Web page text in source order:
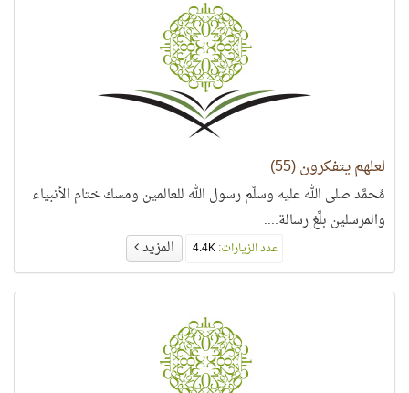
لعلهم يتفكرون (55)
مُحمَّد صلى الله عليه وسلّم رسول الله للعالمين ومسك ختام الأنبياء
والمرسلين بلَّغ رسالة....
عدد الزيارات: المزيد